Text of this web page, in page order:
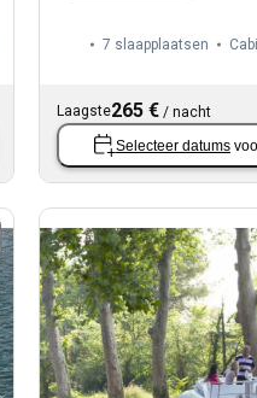
7 slaapplaatsen
Laagste265 €/ nacht
Selecteer datums